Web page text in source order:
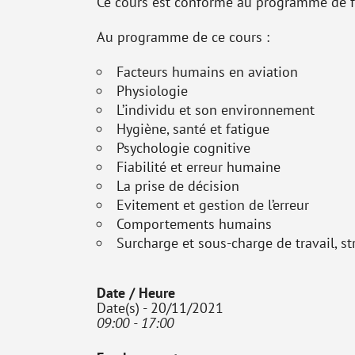
Au programme de ce cours :
Facteurs humains en aviation
Physiologie
L’individu et son environnement
Hygiène, santé et fatigue
Psychologie cognitive
Fiabilité et erreur humaine
La prise de décision
Evitement et gestion de l’erreur
Comportements humains
Surcharge et sous-charge de travail,
Date / Heure
Date(s) - 20/11/2021
09:00 - 17:00